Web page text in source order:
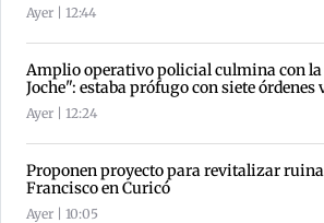
Ayer | 12:44
Amplio operativo policial culmina con la
Joche": estaba prófugo con siete órdenes
Ayer | 12:24
Proponen proyecto para revitalizar
Francisco en Curicó
Ayer | 10:05